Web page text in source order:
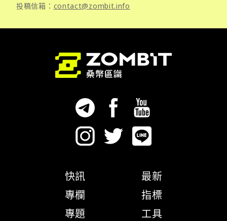
投稿信箱： contact@zombit.info
快訊
專欄
專題
最新
指標
工具